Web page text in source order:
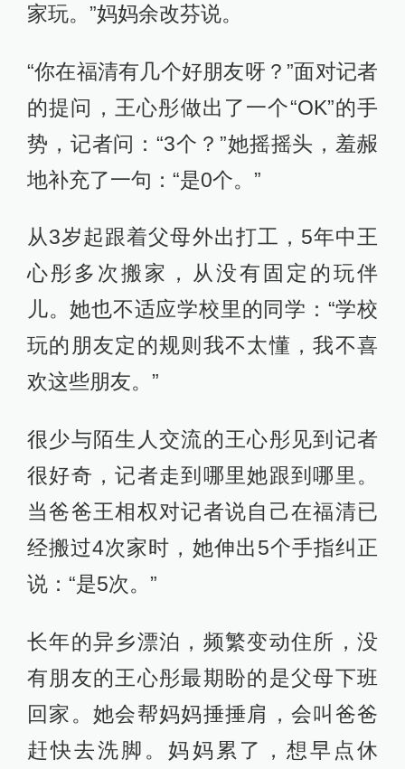
家玩。”妈妈余改芬说。
“你在福清有几个好朋友呀？”面对记者
的提问，王心彤做出了一个“OK”的手
势，记者问：“3个？”她摇摇头，羞赧
地补充了一句：“是0个。”
从3岁起跟着父母外出打工，5年中王
心彤多次搬家，从没有固定的玩伴
儿。她也不适应学校里的同学：“学校
玩的朋友定的规则我不太懂，我不喜
欢这些朋友。”
很少与陌生人交流的王心彤见到记者
很好奇，记者走到哪里她跟到哪里。
当爸爸王相权对记者说自己在福清已
经搬过4次家时，她伸出5个手指纠正
说：“是5次。”
长年的异乡漂泊，频繁变动住所，没
有朋友的王心彤最期盼的是父母下班
回家。她会帮妈妈捶捶肩，会叫爸爸
赶快去洗脚。妈妈累了，想早点休